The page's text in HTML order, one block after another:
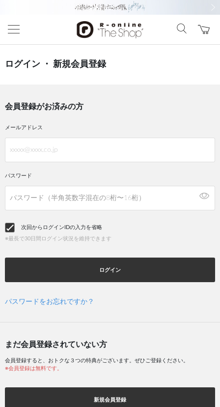
ログイン ・ 新規会員登録
会員登録がお済みの方
メールアドレス
パスワード
次回からログインIDの入力を省略
※最長で30日間ログイン状況を維持できます
ログイン
パスワードをお忘れですか？
まだ会員登録されていない方
会員登録すると、おトクな３つの特典がございます。ぜひご登録ください。
※会員登録は無料です。
新規会員登録